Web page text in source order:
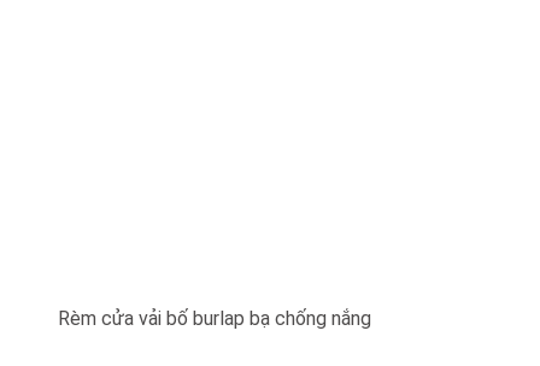
Rèm cửa vải bố burlap bạ chống nắng